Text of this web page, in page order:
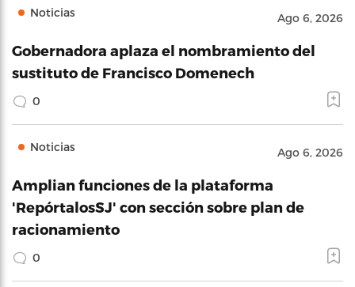
Noticias Ago 6, 2026
Gobernadora aplaza el nombramiento del
sustituto de Francisco Domenech
0
Noticias Ago 6, 2026
Amplian funciones de la plataforma
'RepórtalosSJ' con sección sobre plan de
racionamiento
0